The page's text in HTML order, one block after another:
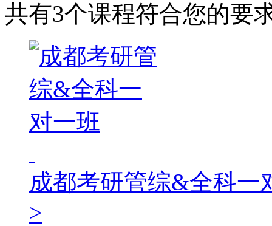
共有3个课程符合您的要
成都考研管综&全科一
>